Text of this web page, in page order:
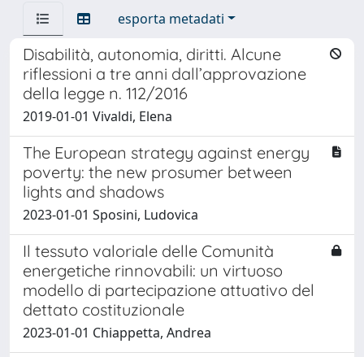
esporta metadati
Disabilità, autonomia, diritti. Alcune
riflessioni a tre anni dall’approvazione
della legge n. 112/2016
2019-01-01 Vivaldi, Elena
The European strategy against energy
poverty: the new prosumer between
lights and shadows
2023-01-01 Sposini, Ludovica
Il tessuto valoriale delle Comunità
energetiche rinnovabili: un virtuoso
modello di partecipazione attuativo del
dettato costituzionale
2023-01-01 Chiappetta, Andrea